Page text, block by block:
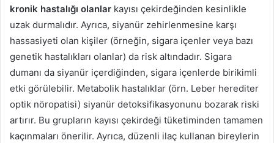
kronik hastalığı olanlar kayısı çekirdeğinden kesinlikle
uzak durmalıdır. Ayrıca, siyanür zehirlenmesine karşı
hassasiyeti olan kişiler (örneğin, sigara içenler veya bazı
genetik hastalıkları olanlar) da risk altındadır. Sigara
dumanı da siyanür içerdiğinden, sigara içenlerde birikimli
etki görülebilir. Metabolik hastalıklar (örn. Leber herediter
optik nöropatisi) siyanür detoksifikasyonunu bozarak riski
artırır. Bu grupların kayısı çekirdeği tüketiminden tamamen
kaçınmaları önerilir. Ayrıca, düzenli ilaç kullanan bireylerin